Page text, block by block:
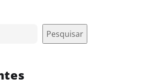
Pesquisar